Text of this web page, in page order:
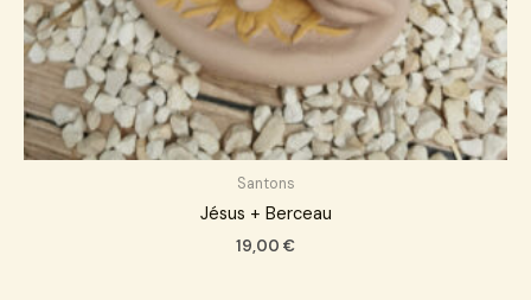
Santons
Jésus + Berceau
19,00 €